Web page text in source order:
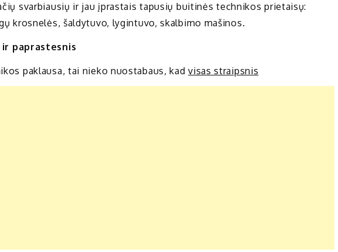
svarbiausių ir jau įprastais tapusių buitinės technikos prietaisų:
krosnelės, šaldytuvo, lygintuvo, skalbimo mašinos.
paprastesnis
paklausa, tai nieko nuostabaus, kadvisas straipsnis